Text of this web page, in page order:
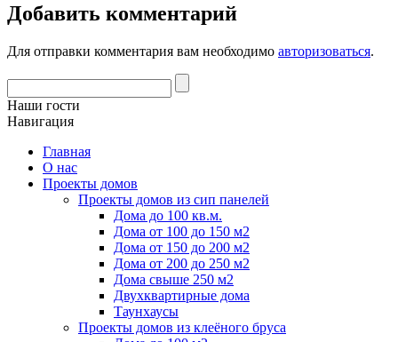
Добавить комментарий
Для отправки комментария вам необходимо авторизоваться.
Наши гости
Навигация
Главная
О нас
Проекты домов
Проекты домов из сип панелей
Дома до 100 кв.м.
Дома от 100 до 150 м2
Дома от 150 до 200 м2
Дома от 200 до 250 м2
Дома свыше 250 м2
Двухквартирные дома
Таунхаусы
Проекты домов из клеёного бруса